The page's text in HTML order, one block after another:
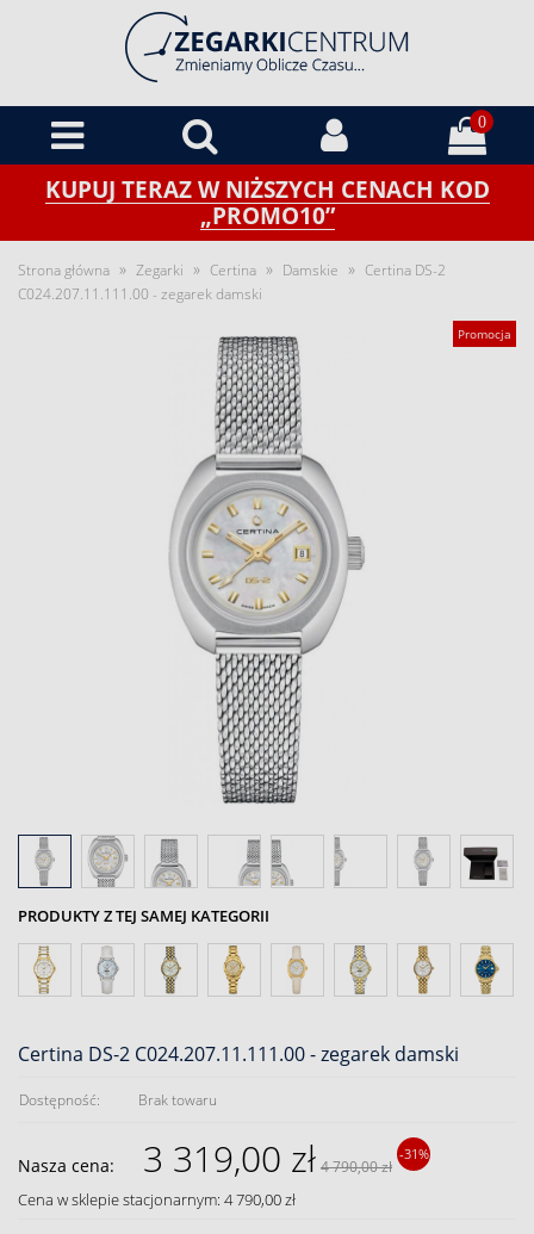
0
KUPUJ TERAZ W NIŻSZYCH CENACH KOD
„PROMO10”
Strona główna » Zegarki » Certina » Damskie » Certina DS-2
C024.207.11.111.00 - zegarek damski
Promocja
PRODUKTY Z TEJ SAMEJ KATEGORII
Certina DS-2 C024.207.11.111.00 - zegarek damski
Dostępność: Brak towaru
Nasza cena: 3 319,00 zł 4 790,00 zł
-31%
Cena w sklepie stacjonarnym: 4 790,00 zł